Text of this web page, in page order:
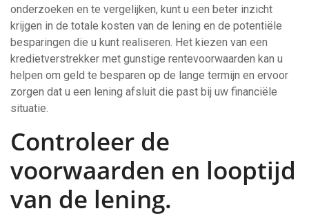
onderzoeken en te vergelijken, kunt u een beter inzicht
krijgen in de totale kosten van de lening en de potentiële
besparingen die u kunt realiseren. Het kiezen van een
kredietverstrekker met gunstige rentevoorwaarden kan u
helpen om geld te besparen op de lange termijn en ervoor
zorgen dat u een lening afsluit die past bij uw financiële
situatie.
Controleer de
voorwaarden en looptijd
van de lening.